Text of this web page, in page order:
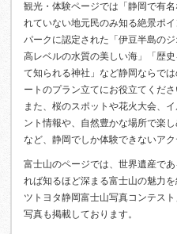
観光・体験ページでは「静岡で有
れていない地元民のみ知る絶景ポ
パークに認定された「伊豆半島の
高レベルの水質の美しい海」「歴
て知られる神社」など静岡ならで
ートのプラン立てにお役立てくださ
また、桜のスポットや花火大会、
ント情報や、自然豊かな場所で楽
など、静岡でしか体験できないアク
富士山のページでは、世界遺産で
れば知るほど深まる富士山の魅力
ツトヨタ静岡富士山写真コンテス
写真も掲載しております。